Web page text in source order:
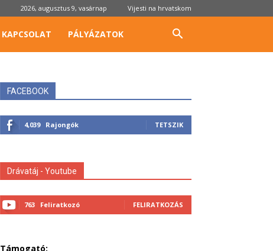
2026, augusztus 9, vasárnap Vijesti na hrvatskom
KAPCSOLAT PÁLYÁZATOK
FACEBOOK
4,039 Rajongók TETSZIK
Drávatáj - Youtube
763 Feliratkozó FELIRATKOZÁS
Támogató: